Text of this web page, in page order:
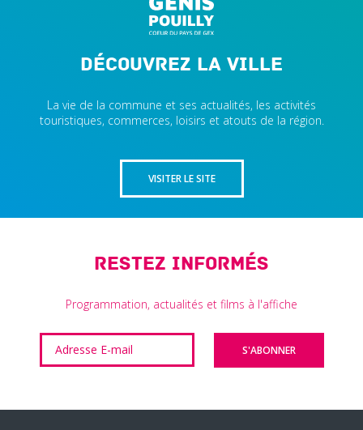
Découvrez la ville
La vie de la commune et ses actualités, les activités
touristiques, commerces, loisirs et atouts de la région.
VISITER LE SITE
Restez informés
Programmation, actualités et films à l'affiche